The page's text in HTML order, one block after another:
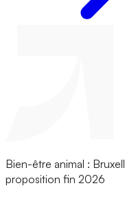
Bien-être animal :
proposition fin 2026